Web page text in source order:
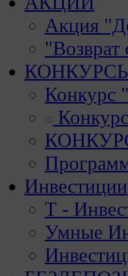
Акция
"Возврат
Конкурс
Инвестиции
Т -
Умные